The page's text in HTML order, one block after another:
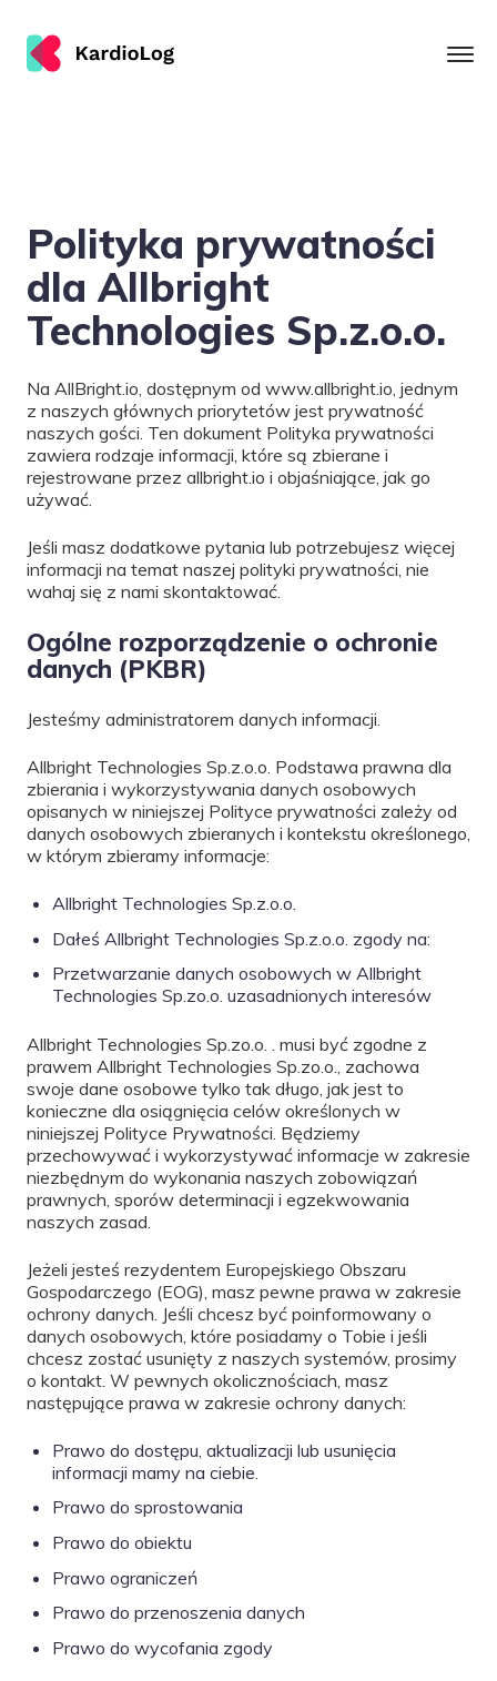
Polityka prywatności
dla Allbright
Technologies Sp.z.o.o.
Na AllBright.io, dostępnym od www.allbright.io, jednym
z naszych głównych priorytetów jest prywatność
naszych gości. Ten dokument Polityka prywatności
zawiera rodzaje informacji, które są zbierane i
rejestrowane przez allbright.io i objaśniające, jak go
używać.
Jeśli masz dodatkowe pytania lub potrzebujesz więcej
informacji na temat naszej polityki prywatności, nie
wahaj się z nami skontaktować.
Ogólne rozporządzenie o ochronie
danych (PKBR)
Jesteśmy administratorem danych informacji.
Allbright Technologies Sp.z.o.o. Podstawa prawna dla
zbierania i wykorzystywania danych osobowych
opisanych w niniejszej Polityce prywatności zależy od
danych osobowych zbieranych i kontekstu określonego,
w którym zbieramy informacje:
Allbright Technologies Sp.z.o.o.
Dałeś Allbright Technologies Sp.z.o.o. zgody na:
Przetwarzanie danych osobowych w Allbright
Technologies Sp.zo.o. uzasadnionych interesów
Allbright Technologies Sp.zo.o. . musi być zgodne z
prawem Allbright Technologies Sp.zo.o., zachowa
swoje dane osobowe tylko tak długo, jak jest to
konieczne dla osiągnięcia celów określonych w
niniejszej Polityce Prywatności. Będziemy
przechowywać i wykorzystywać informacje w zakresie
niezbędnym do wykonania naszych zobowiązań
prawnych, sporów determinacji i egzekwowania
naszych zasad.
Jeżeli jesteś rezydentem Europejskiego Obszaru
Gospodarczego (EOG), masz pewne prawa w zakresie
ochrony danych. Jeśli chcesz być poinformowany o
danych osobowych, które posiadamy o Tobie i jeśli
chcesz zostać usunięty z naszych systemów, prosimy
o kontakt. W pewnych okolicznościach, masz
następujące prawa w zakresie ochrony danych:
Prawo do dostępu, aktualizacji lub usunięcia
informacji mamy na ciebie.
Prawo do sprostowania
Prawo do obiektu
Prawo ograniczeń
Prawo do przenoszenia danych
Prawo do wycofania zgody